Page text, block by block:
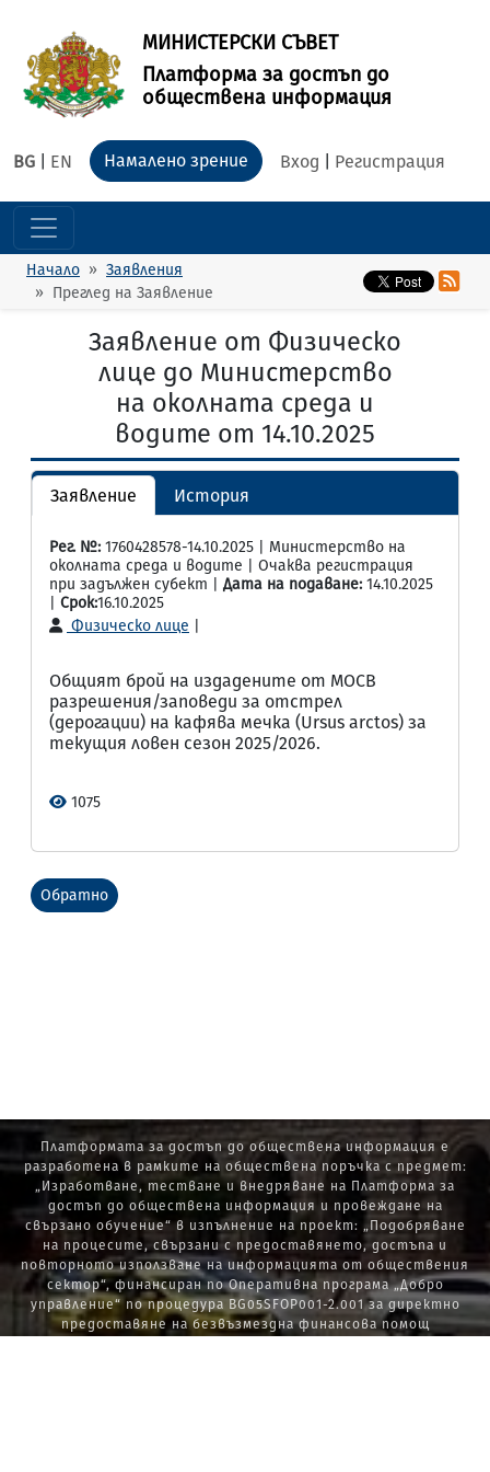
МИНИСТЕРСКИ СЪВЕТ
Платформа за достъп до
обществена информация
BG EN Вход Регистрация
Намалено зрение
Начало
Заявления
Преглед на Заявление
Заявление от Физическо
лице до Министерство
на околната среда и
водите от 14.10.2025
Заявление История
Рег. №: 1760428578-14.10.2025 | Министерство на
околната среда и водите | Очаква регистрация
при задължен субект | Дата на подаване: 14.10.2025
Срок:16.10.2025
Физическо лице
Общият брой на издадените от МОСВ
разрешения/заповеди за отстрел
(дерогации) на кафява мечка (Ursus arctos) за
текущия ловен сезон 2025/2026.
1075
Обратно
Платформата за достъп до обществена информация е
разработена в рамките на обществена поръчка с предмет:
„Изработване, тестване и внедряване на Платформа за
достъп до обществена информация и провеждане на
свързано обучение“ в изпълнение на проект: „Подобряване
на процесите, свързани с предоставянето, достъпа и
повторното използване на информацията от обществения
сектор“, финансиран по Оперативна програма „Добро
управление“ по процедура BG05SFOP001-2.001 за директно
предоставяне на безвъзмездна финансова помощ